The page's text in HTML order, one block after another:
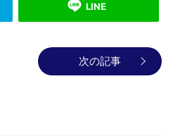
LINE
次の記事